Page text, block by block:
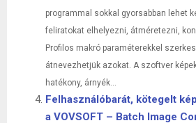
programmal sokkal gyorsabban lehet
feliratokat elhelyezni, átméretezni,
Profilos makró paraméterekkel
átnevezhetjük azokat. A szoftver
hatékony, árnyék...
Felhasználóbarát, kötegelt
a VOVSOFT – Batch Image